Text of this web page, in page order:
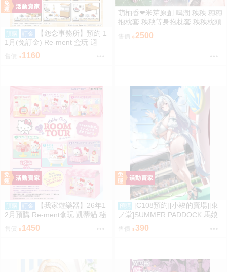
預購 訂金
【怨念事務所】預約 1
1月(免訂金) Re-ment 盒玩 迴
轉、幸福的一盤 藏壽司 中盒6入
0823
售價 1160
萌柚香❤米芽原創 鳴潮 秧秧 穗穗
抱枕套 秧秧等身抱枕套 秧秧枕頭
套 穗穗枕套 動漫等身抱枕套
售價 2500
預購 訂金
【我家遊樂器】26年1
2月預購 Re-ment盒玩 凱蒂貓 秘
密房間之旅
1450
預購
[C108預約][小竣的賣場][東
ノ堂]SUMMER PADDOCK 馬娘
同人誌id=3787232
390